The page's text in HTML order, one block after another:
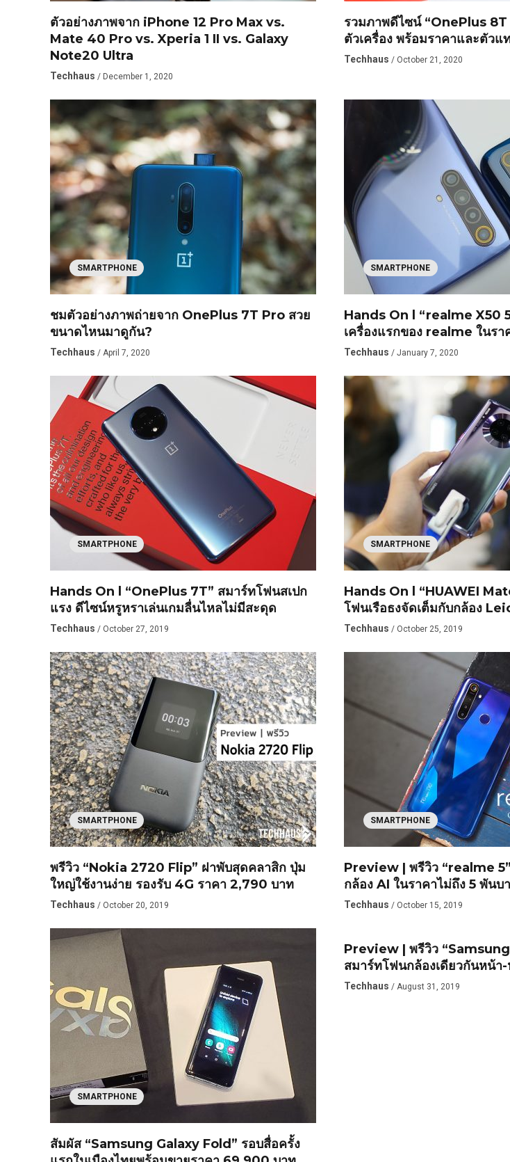
ตัวอย่างภาพจาก iPhone 12 Pro Max vs.
Mate 40 Pro vs. Xperia 1 II vs. Galaxy
Note20 Ultra
Techhaus / December 1, 2020
รวมภาพดีไซน์ “OnePlus 8T
ตัวเครื่อง พร้อมราคาและตัวแ
Techhaus / October 21, 2020
SMARTPHONE
ชมตัวอย่างภาพถ่ายจาก OnePlus 7T Pro สวย
ขนาดไหนมาดูกัน?
Techhaus / April 7, 2020
SMARTPHONE
Hands On l “realme X50
เครื่องแรกของ realme ในร
Techhaus / January 7, 2020
SMARTPHONE
Hands On l “OnePlus 7T” สมาร์ทโฟนสเปก
แรง ดีไซน์หรูหราเล่นเกมลื่นไหลไม่มีสะดุด
Techhaus / October 27, 2019
SMARTPHONE
Hands On l “HUAWEI
โฟนเรือธงจัดเต็มกับกล้อง
Techhaus / October 25, 2019
SMARTPHONE
พรีวิว “Nokia 2720 Flip” ฝาพับสุดคลาสิก ปุ่ม
ใหญ่ใช้งานง่าย รองรับ 4G ราคา 2,790 บาท
Techhaus / October 20, 2019
SMARTPHONE
Preview | พรีวิว “realme
กล้อง AI ในราคาไม่ถึง 5 พันบ
Techhaus / October 15, 2019
SMARTPHONE
สัมผัส “Samsung Galaxy Fold” รอบสื่อครั้ง
SMARTPHONE
Preview | พรีวิว
สมาร์ทโฟนกล้องเดียวกันหน้า
Techhaus / August 31, 2019